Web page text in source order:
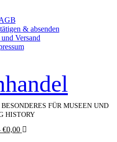
& absenden
Versand
FÜR MUSEEN UND
HISTORY